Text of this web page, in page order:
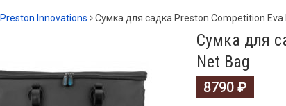
Preston Innovations Сумка для садка Preston Competition Eva
Сумка для
Net Bag
8790 ₽